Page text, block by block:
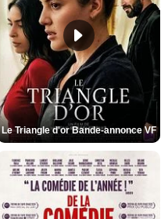
Le Triangle d'or Bande-annonce VF